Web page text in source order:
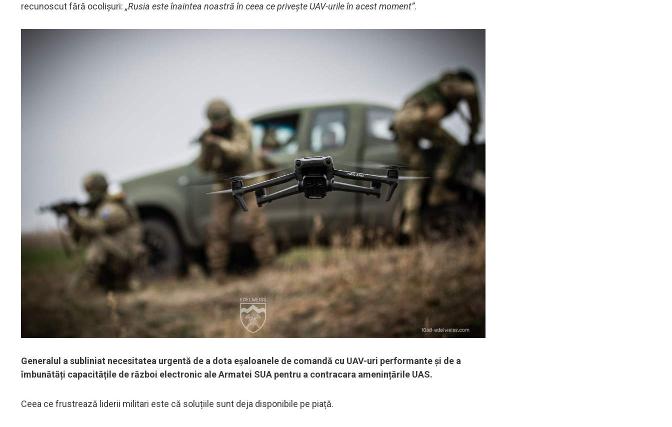
recunoscut fără ocolișuri: „Rusia este înaintea noastră în ceea ce privește UAV-urile în acest moment”.
Generalul a subliniat necesitatea urgentă de a dota eșaloanele de comandă cu UAV-uri performante și de a
îmbunătăți capacitățile de război electronic ale Armatei SUA pentru a contracara amenințările UAS.
Ceea ce frustrează liderii militari este că soluțiile sunt deja disponibile pe piață.